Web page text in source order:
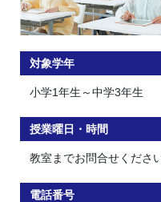
対象学年
小学1年生～中学3年生
授業曜日・時間
教室までお問合せください
電話番号